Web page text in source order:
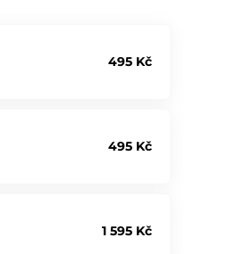
495 Kč
495 Kč
1 595 Kč